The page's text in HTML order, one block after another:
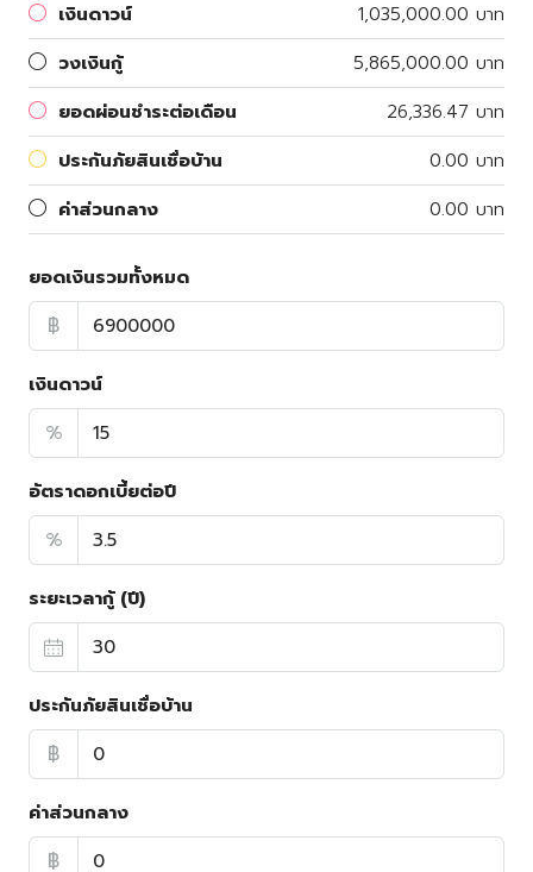
เงินดาวน์
1,035,000.00 บาท
วงเงินกู้
5,865,000.00 บาท
ยอดผ่อนชำระต่อเดือน
26,336.47 บาท
ประกันภัยสินเชื่อบ้าน
0.00 บาท
ค่าส่วนกลาง
0.00 บาท
ยอดเงินรวมทั้งหมด
฿
เงินดาวน์
%
อัตราดอกเบี้ยต่อปี
%
ระยะเวลากู้ (ปี)
ประกันภัยสินเชื่อบ้าน
฿
ค่าส่วนกลาง
฿